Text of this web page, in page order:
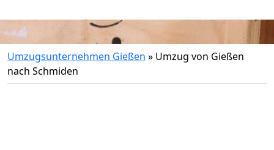
Umzugsunternehmen Gießen » Umzug von Gießen
nach Schmiden